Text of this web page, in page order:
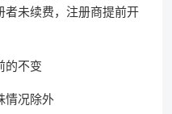
者未续费，注册商提前开
的不变
情况除外